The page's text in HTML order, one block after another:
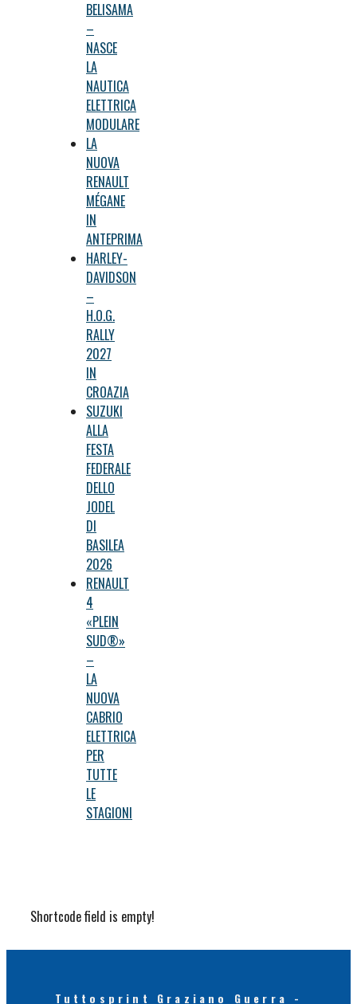
BELISAMA
–
NASCE
LA
NAUTICA
ELETTRICA
MODULARE
LA
NUOVA
RENAULT
MÉGANE
IN
ANTEPRIMA
HARLEY-
DAVIDSON
–
H.O.G.
RALLY
2027
IN
CROAZIA
SUZUKI
ALLA
FESTA
FEDERALE
DELLO
JODEL
DI
BASILEA
2026
RENAULT
4
«PLEIN
SUD®»
–
LA
NUOVA
CABRIO
ELETTRICA
PER
TUTTE
LE
STAGIONI
Shortcode field is empty!
Tuttosprint Graziano Guerra -